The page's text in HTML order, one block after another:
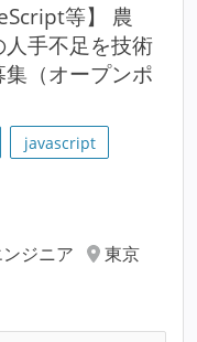
等】 農
手不足を技術
（オープンポ
javascript
ジニア
東京